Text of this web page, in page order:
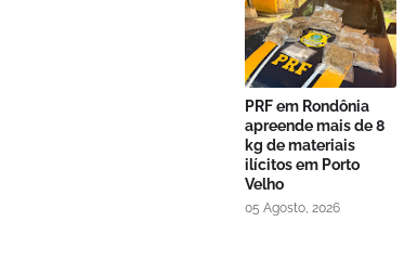
PRF em Rondônia
apreende mais de 8
kg de materiais
ilícitos em Porto
Velho
05 Agosto, 2026